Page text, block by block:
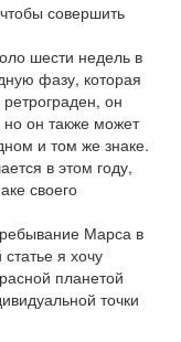
совершить
шести недель в
фазу, которая
он
он также может
и том же знаке.
в этом году,
своего
Марса в
я хочу
планетой
точки